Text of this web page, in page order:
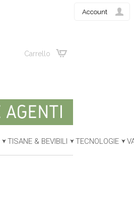
Carrello
Account
TISANE & BEVIBILI TECNOLOGIE